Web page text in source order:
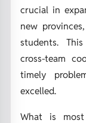
crucial in
new
students.
cross-team
timely
excelled.
What is